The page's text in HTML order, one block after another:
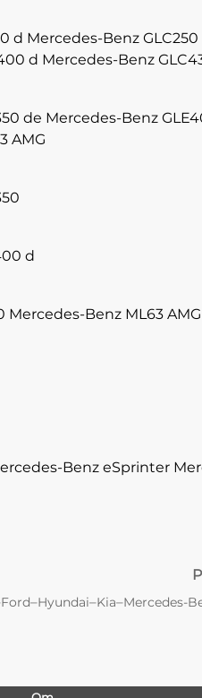
d Mercedes-Benz GLC250
d Mercedes-Benz
de Mercedes-Benz
AMG
d
Mercedes-Benz ML63 AMG
Benz eSprinter
Ford–Hyundai–Kia–Mercedes-